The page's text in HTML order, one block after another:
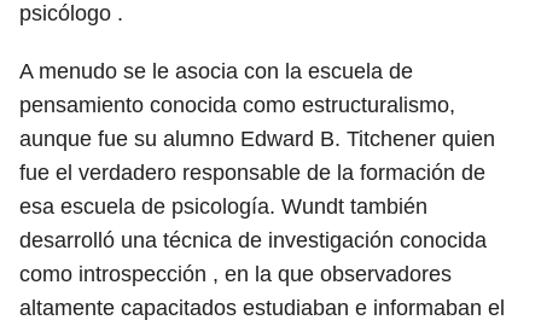
psicólogo .
A menudo se le asocia con la escuela de
pensamiento conocida como estructuralismo,
aunque fue su alumno Edward B. Titchener quien
fue el verdadero responsable de la formación de
esa escuela de psicología. Wundt también
desarrolló una técnica de investigación conocida
como introspección , en la que observadores
altamente capacitados estudiaban e informaban el